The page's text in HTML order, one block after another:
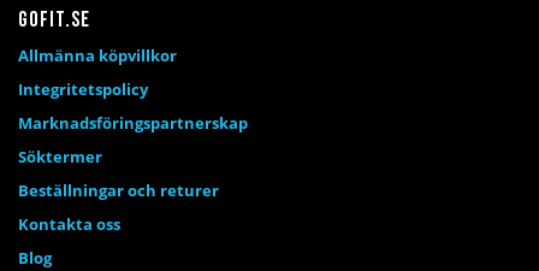
Gofit.se
Allmänna köpvillkor
Integritetspolicy
Marknadsföringspartnerskap
Söktermer
Beställningar och returer
Kontakta oss
Blog